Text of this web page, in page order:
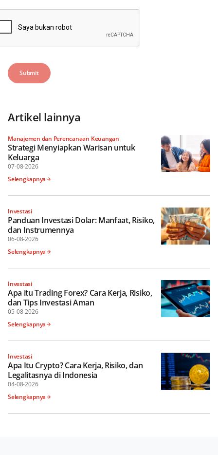
Artikel lainnya
Manajemen dan Perencanaan Keuangan
Strategi Menyiapkan Warisan untuk
Keluarga
07-08-2026
Selengkapnya
Investasi
Panduan Investasi Dolar: Manfaat, Risiko,
dan Instrumennya
06-08-2026
Selengkapnya
Investasi
Apa itu Trading Forex? Cara Kerja, Risiko,
dan Tips Investasi Aman
05-08-2026
Selengkapnya
Investasi
Apa Itu Crypto? Cara Kerja, Risiko, dan
Legalitasnya di Indonesia
04-08-2026
Selengkapnya